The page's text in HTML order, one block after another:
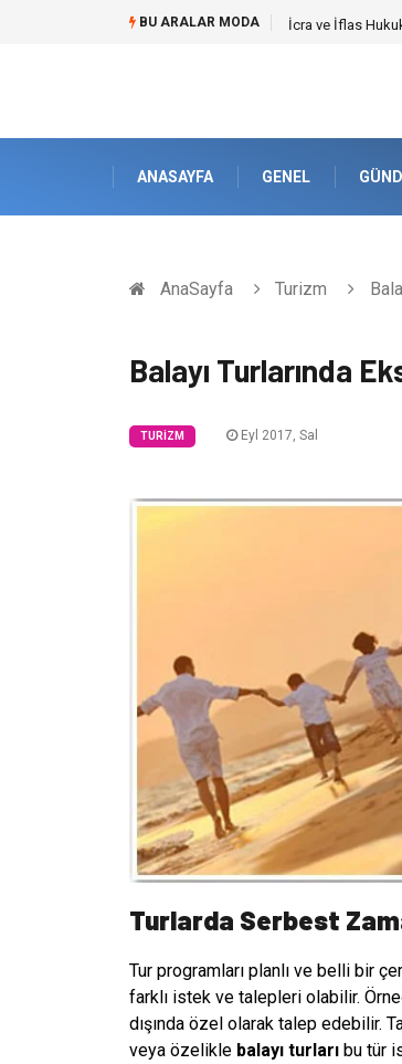
BU ARALAR MODA İcra ve İflas
ANASAYFA GENEL
AnaSayfa Turizm
Balayı Turlarında
TURIZM Eyl 2017, Sal
Turlarda Serbest
Tur programları planlı ve belli bir
farklı istek ve talepleri olabilir.
dışında özel olarak talep edebilir.
veya özelikle balayı turları bu tür